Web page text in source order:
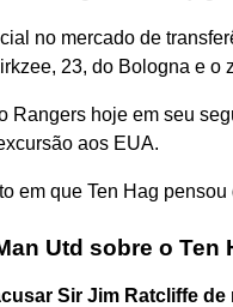
no mercado de
23, do Bologna e o
Rangers hoje em seu
aos EUA.
em que Ten Hag
Utd sobre o
Sir Jim Ratcliffe